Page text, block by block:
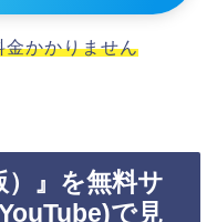
かかりません
）』を無料サ
で見